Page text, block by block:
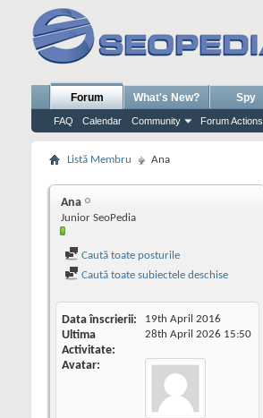
Forum
FAQ Calendar Community Forum Actions
What's New? Spy
Listă Membru Ana
Ana
Junior SeoPedia
Caută toate posturile
Caută toate subiectele deschise
Data înscrierii 19th April 2016
Ultima
Activitate
28th April 2026 15:50
Avatar